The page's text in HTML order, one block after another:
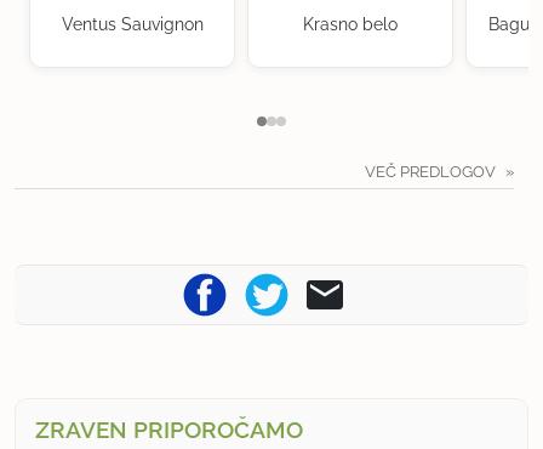
Ventus Sauvignon Krasno belo
VEČ PREDLOGOV
ZRAVEN PRIPOROČAMO